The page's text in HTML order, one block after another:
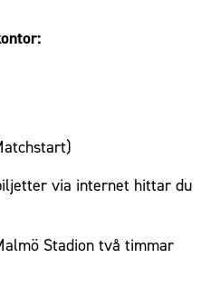
för miljön
via internet hittar du
Stadion två timmar